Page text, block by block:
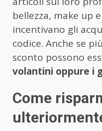
bellezza, make up
incentivano gli
codice. Anche se
sconto possono
volantini oppure i
Come